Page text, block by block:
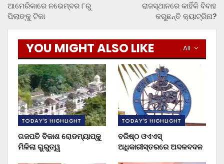
ଆମେରିକାରେ ନଭେମ୍ବର ୮ରୁ
ପିଲାଙ୍କୁ ଟିକା
ରାଜସ୍ଥାନରେ କାହିଁକି ବିବାହ
କରୁଛନ୍ତି କ୍ୟାଟ୍ରିନା?
All
YOU MIGHT ALSO LIKE
TODAY'S HIGHLIGHT
ଗଜପତି ବିକାଶ ରୋଡମ୍ୟାପ୍‌କୁ
ମିଳିଲା ଗୁରୁତ୍ୱ
TODAY'S HIGHLIGHT
ବରିଷ୍ଠ ଓଏଏସ୍‌
ଅଧିକାରୀସ୍ତରରେ ଅଦଳବଦଳ